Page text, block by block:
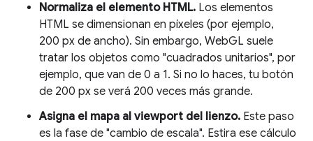
Normaliza el elemento HTML. Los elementos
HTML se dimensionan en píxeles (por ejemplo,
200 px de ancho). Sin embargo, WebGL suele
tratar los objetos como "cuadrados unitarios", por
ejemplo, que van de 0 a 1. Si no lo haces, tu botón
de 200 px se verá 200 veces más grande.
Asigna el mapa al viewport del lienzo. Este paso
es la fase de "cambio de escala". Estira ese cálculo